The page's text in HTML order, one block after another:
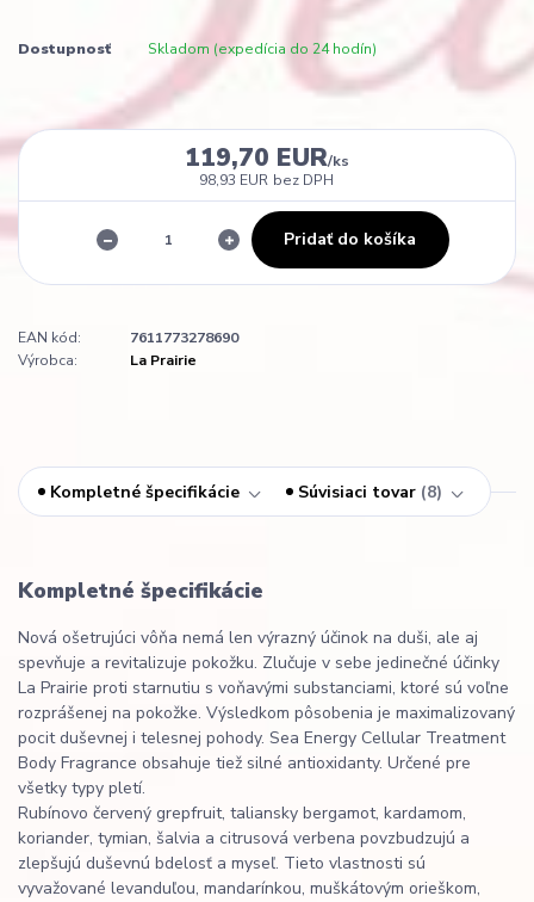
Dostupnosť Skladom (expedícia do 24 hodín)
119,70 EUR/ks
98,93 EUR bez DPH
Pridať do košíka
EAN kód:
7611773278690
Výrobca:
La Prairie
Kompletné špecifikácie Súvisiaci tovar 8
Kompletné špecifikácie
Nová ošetrujúci vôňa nemá len výrazný účinok na duši, ale aj
spevňuje a revitalizuje pokožku. Zlučuje v sebe jedinečné účinky
La Prairie proti starnutiu s voňavými substanciami, ktoré sú voľne
rozprášenej na pokožke. Výsledkom pôsobenia je maximalizovaný
pocit duševnej i telesnej pohody. Sea Energy Cellular Treatment
Body Fragrance obsahuje tiež silné antioxidanty. Určené pre
všetky typy pletí.
Rubínovo červený grepfruit, taliansky bergamot, kardamom,
koriander, tymian, šalvia a citrusová verbena povzbudzujú a
zlepšujú duševnú bdelosť a myseľ. Tieto vlastnosti sú
vyvažované levanduľou, mandarínkou, muškátovým orieškom,